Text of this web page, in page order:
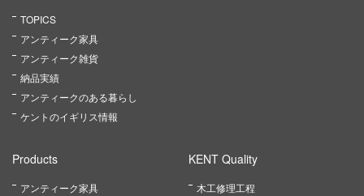
TOPICS
アンティーク家具
アンティーク雑貨
納品実績
アンティークのある暮らし
ケントのイギリス情報
Products
アンティーク家具
KENT Quality
木工修理工程